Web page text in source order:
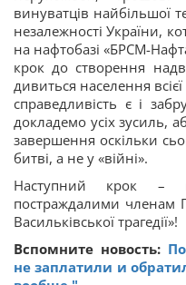
винуватців найбільшої
незалежності України,
на нафтобазі «БРСМ-
крок до створення
дивиться населення
справедливість є і
докладемо усіх зусиль,
завершення оскільки
битві, а не у «війні».
Наступний крок –
постраждалими членам
Васильківської трагедії»!
Вспомните новость:
не заплатили и